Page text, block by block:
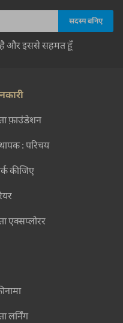
और इससे सहमत हूँ
फ़ाउंडेशन
: परिचय
कीजिए
एक्सप्लोरर
लर्निंग